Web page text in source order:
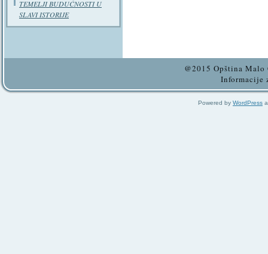
TEMELJI BUDUĆNOSTI U
SLAVI ISTORIJE
@2015 Opština
Informacije
Powered by WordPress